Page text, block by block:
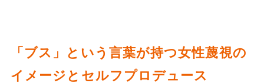
「ブス」という言葉が持つ女性蔑視の
イメージとセルフプロデュース